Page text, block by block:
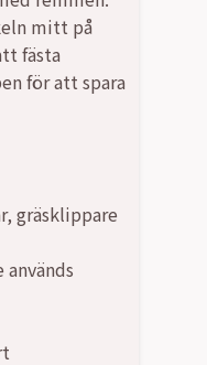
mitt på
fästa
för att spara
gräsklippare